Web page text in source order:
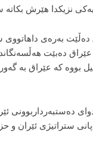
نزیکدا هێرش
دەڵێت بەرەی داهاتووی
عێراق دەبێت
بووە کە عێراق بە
دەستبەرداربوونی
ستراتیژی ئێران و